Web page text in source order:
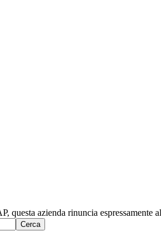
questa azienda rinuncia